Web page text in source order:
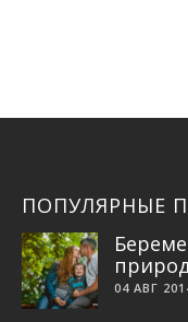
ПОПУЛЯРНЫЕ
04 АВГ